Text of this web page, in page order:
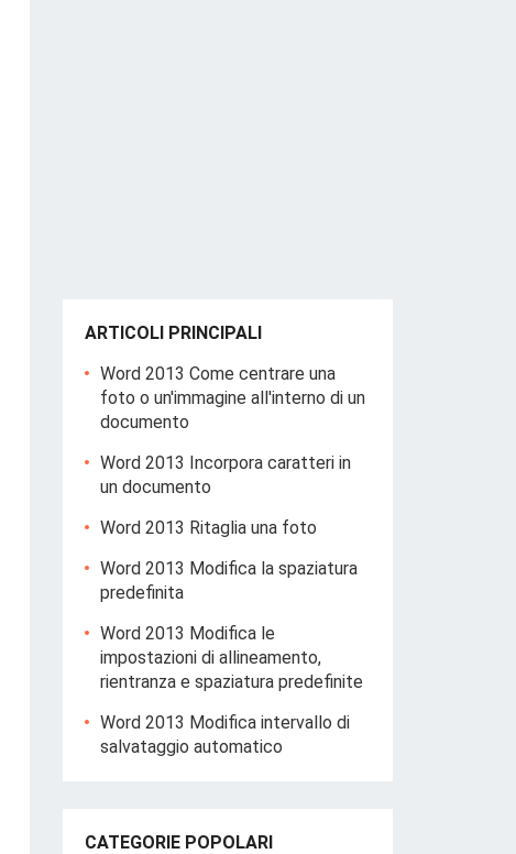
ARTICOLI PRINCIPALI
Word 2013 Come centrare una
foto o un'immagine all'interno di un
documento
Word 2013 Incorpora caratteri in
un documento
Word 2013 Ritaglia una foto
Word 2013 Modifica la spaziatura
predefinita
Word 2013 Modifica le
impostazioni di allineamento,
rientranza e spaziatura predefinite
Word 2013 Modifica intervallo di
salvataggio automatico
CATEGORIE POPOLARI